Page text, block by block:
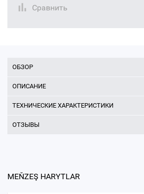
Сравнить
ОБЗОР
ОПИСАНИЕ
ТЕХНИЧЕСКИЕ ХАРАКТЕРИСТИКИ
ОТЗЫВЫ
MEŇZEŞ HARYTLAR